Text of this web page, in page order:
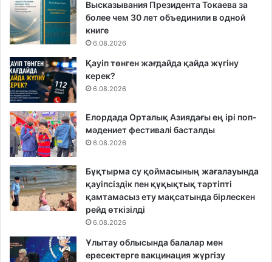
Высказывания Президента Токаева за
более чем 30 лет объединили в одной
книге
6.08.2026
Қауіп төнген жағдайда қайда жүгіну
керек?
6.08.2026
Елордада Орталық Азиядағы ең ірі поп-
мәдениет фестивалі басталды
6.08.2026
Бұқтырма су қоймасының жағалауында
қауіпсіздік пен құқықтық тәртіпті
қамтамасыз ету мақсатында бірлескен
рейд өткізілді
6.08.2026
Ұлытау облысында балалар мен
ересектерге вакцинация жүргізу